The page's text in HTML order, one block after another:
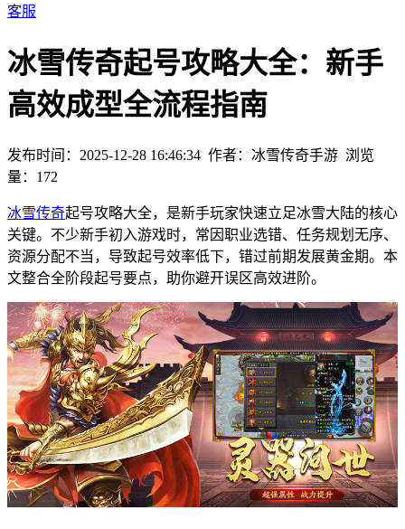
客服
冰雪传奇起号攻略大全：新手
高效成型全流程指南
发布时间：2025-12-28 16:46:34 作者：冰雪传奇手游 浏览
量： 172
冰雪传奇起号攻略大全，是新手玩家快速立足冰雪大陆的核心
关键。不少新手初入游戏时，常因职业选错、任务规划无序、
资源分配不当，导致起号效率低下，错过前期发展黄金期。本
文整合全阶段起号要点，助你避开误区高效进阶。